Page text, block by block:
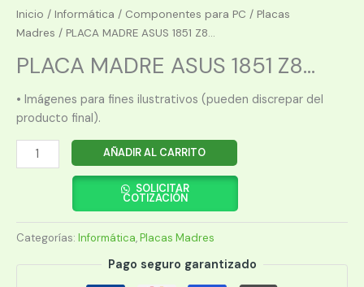
Inicio / Informática / Componentes para PC / Placas
Madres / PLACA MADRE ASUS 1851 Z8...
PLACA MADRE ASUS 1851 Z8...
• Imágenes para fines ilustrativos (pueden discrepar del
producto final).
PLACA
MADRE
Z890-
PRO
AÑADIR AL CARRITO
SOLICITAR
COTIZACIÓN
Categorías: Informática,Placas Madres
Pago seguro garantizado